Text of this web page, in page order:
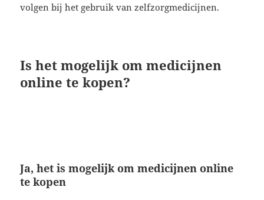
volgen bij het gebruik van zelfzorgmedicijnen.
Is het mogelijk om medicijnen
online te kopen?
Ja, het is mogelijk om medicijnen online
te kopen